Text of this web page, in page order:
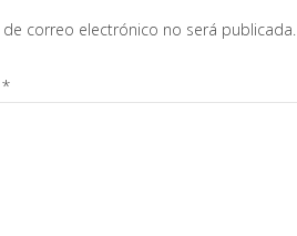
de correo electrónico no será publicada.
*